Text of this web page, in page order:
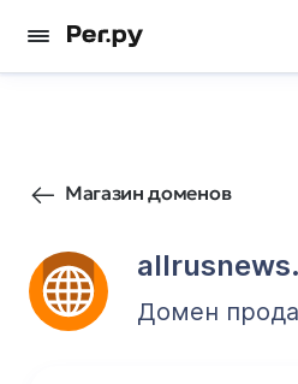
Магазин доменов
Домен